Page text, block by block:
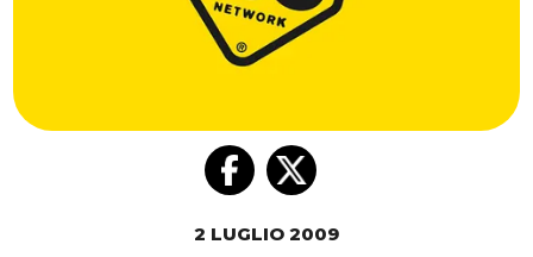
2 LUGLIO 2009